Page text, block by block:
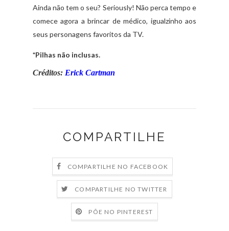
Ainda não tem o seu? Seriously! Não perca tempo e
comece agora a brincar de médico, igualzinho aos
seus personagens favoritos da TV.
*Pilhas não inclusas.
Créditos: Erick Cartman
COMPARTILHE
COMPARTILHE NO FACEBOOK
COMPARTILHE NO TWITTER
PÕE NO PINTEREST